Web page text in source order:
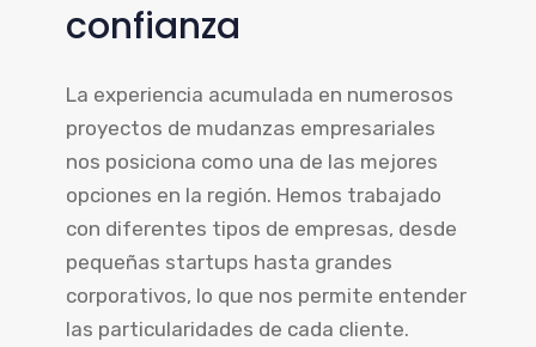
confianza
La experiencia acumulada en numerosos
proyectos de mudanzas empresariales
nos posiciona como una de las mejores
opciones en la región. Hemos trabajado
con diferentes tipos de empresas, desde
pequeñas startups hasta grandes
corporativos, lo que nos permite entender
las particularidades de cada cliente.